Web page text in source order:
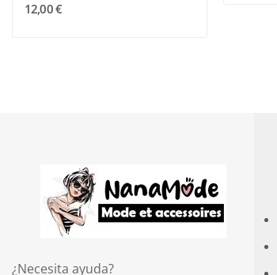
12,00 €
¿Necesita ayuda?